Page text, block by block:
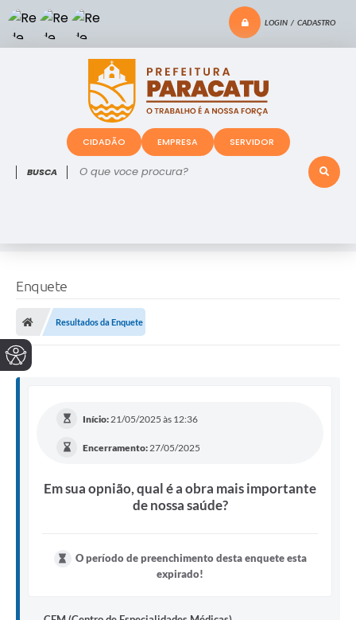
LOGIN / CADASTRO
O que voce procura?
CIDADÃO EMPRESA SERVIDOR
Enquete
Resultados da Enquete
Início: 21/05/2025 às 12:36
Encerramento: 27/05/2025
Em sua opnião, qual é a obra mais importante
de nossa saúde?
O período de preenchimento desta enquete esta
expirado!